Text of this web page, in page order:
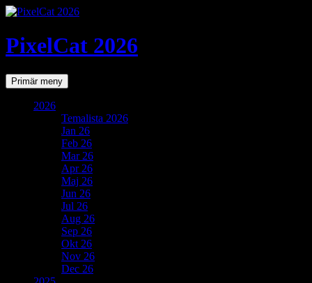
PixelCat 2026
SökPrimär meny Gå
till
2026
Temalista 2026
Jan 26
Feb 26
Mar 26
Apr 26
Maj 26
Jun 26
Jul 26
Aug 26
Sep 26
Okt 26
Nov 26
Dec 26